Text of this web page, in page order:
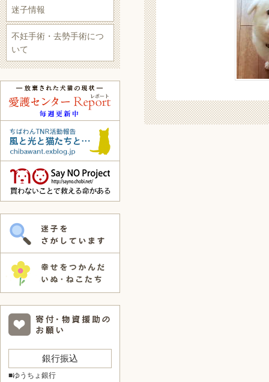
迷子情報
不妊手術・去勢手術につ
いて
銀行振込
■ゆうちょ銀行